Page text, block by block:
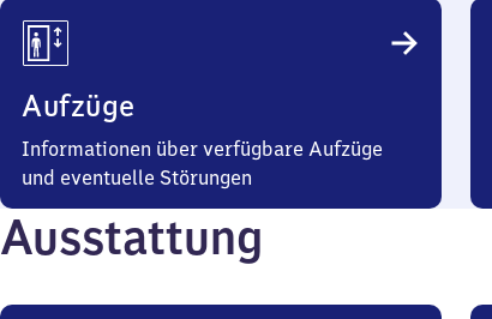
Aufzüge
Informationen über verfügbare Aufzüge
und eventuelle Störungen
Ausstattung